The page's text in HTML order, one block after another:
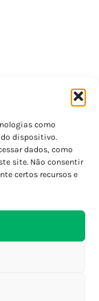
como
do dispositivo.
dados, como
site. Não consentir
certos recursos e